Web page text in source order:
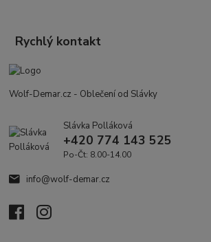
Rychlý kontakt
Wolf-Demar.cz - Oblečení od Slávky
Slávka Polláková
+420 774 143 525
Po-Čt: 8.00-14.00
info@wolf-demar.cz